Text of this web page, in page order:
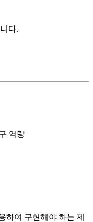
다.
역량
하여 구현해야 하는 제